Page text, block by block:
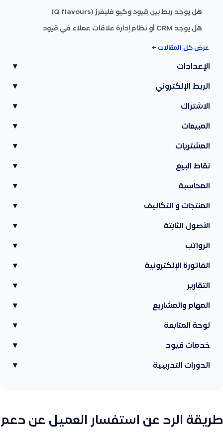
هل يوجد ربط بين قيود وكيو فليفرز (Q flavours)
هل يوجد CRM أو نظام إدارة علاقات عملاء في قيود
عرض كل المقالات ←
الإعدادات ▾
الربط الإلكتروني ▾
الاشتراك ▾
المبيعات ▾
المشتريات ▾
نقاط البيع ▾
المحاسبة ▾
المنتجات و التكاليف ▾
الأصول الثابتة ▾
الرواتب ▾
الفاتورة الإلكترونية ▾
التقارير ▾
المهام والمشاريع ▾
لوحة المتابعة ▾
خدمات قيود ▾
الدورات التدريبية ▾
طريقة الرد عن استفسار العميل عن دعم